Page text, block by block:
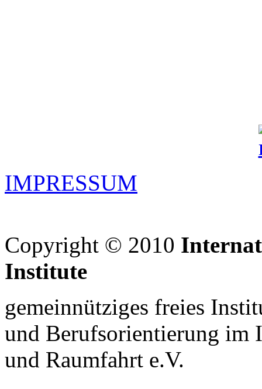
IMPRESSUM
Copyright © 2010
Institute
gemeinnütziges freies
und Berufsorientierung im
und Raumfahrt e.V.